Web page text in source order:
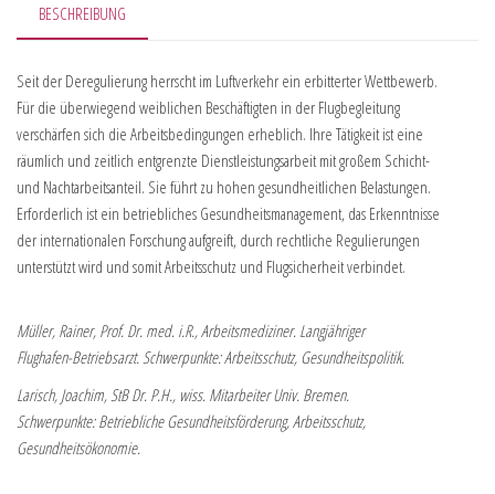
BESCHREIBUNG
Seit der Deregulierung herrscht im Luftverkehr ein erbitterter Wettbewerb.
Für die überwiegend weiblichen Beschäftigten in der Flugbegleitung
verschärfen sich die Arbeitsbedingungen erheblich. Ihre Tätigkeit ist eine
räumlich und zeitlich entgrenzte Dienstleistungsarbeit mit großem Schicht-
und Nachtarbeitsanteil. Sie führt zu hohen gesundheitlichen Belastungen.
Erforderlich ist ein betriebliches Gesundheitsmanagement, das Erkenntnisse
der internationalen Forschung aufgreift, durch rechtliche Regulierungen
unterstützt wird und somit Arbeitsschutz und Flugsicherheit verbindet.
Müller, Rainer, Prof. Dr. med. i.R., Arbeitsmediziner. Langjähriger
Flughafen-Betriebsarzt. Schwerpunkte: Arbeitsschutz, Gesundheitspolitik.
Larisch, Joachim, StB Dr. P.H., wiss. Mitarbeiter Univ. Bremen.
Schwerpunkte: Betriebliche Gesundheitsförderung, Arbeitsschutz,
Gesundheitsökonomie.